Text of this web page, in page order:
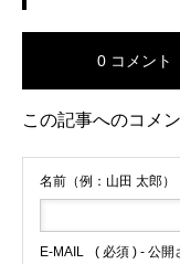
0 コメント
この記事へのコメ
名前（例：山田 太郎）
E-MAIL ( 必須 ) - 公開